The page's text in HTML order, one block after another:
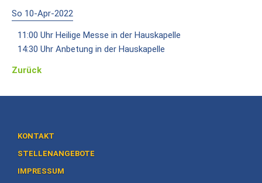
Zimmer
Ferienwohnung
Heiligtum
/
Buchen
Veranstaltungen
So 10-Apr-2022
11:00 Uhr Heilige Messe in der Hauskapelle
14:30 Uhr Anbetung in der Hauskapelle
Zurück
KONTAKT
STELLENANGEBOTE
IMPRESSUM